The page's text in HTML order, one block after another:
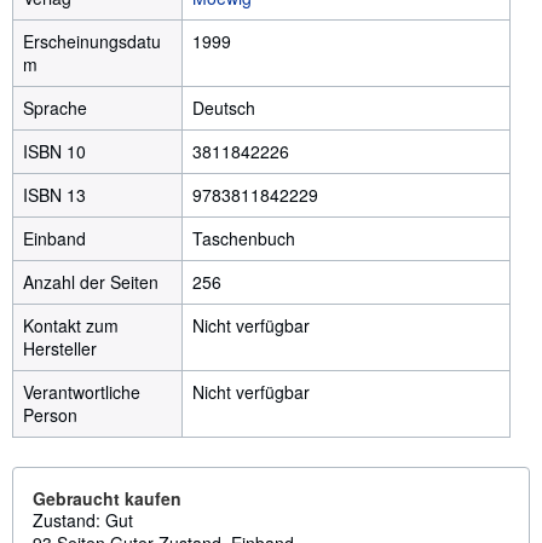
Erscheinungsdatu
m
1999
Sprache
Deutsch
ISBN 10
3811842226
ISBN 13
9783811842229
Einband
Taschenbuch
Anzahl der Seiten
256
Kontakt zum
Hersteller
Nicht verfügbar
Verantwortliche
Person
Nicht verfügbar
Gebraucht kaufen
Zustand: Gut